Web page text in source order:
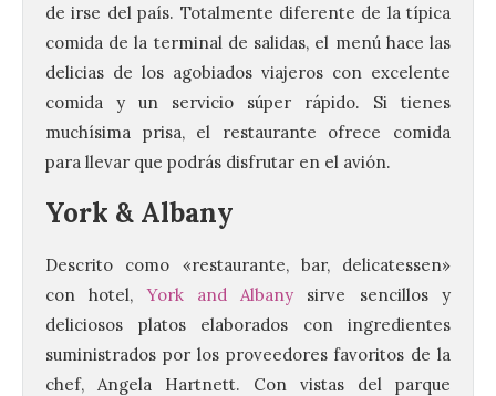
de irse del país. Totalmente diferente de la típica
comida de la terminal de salidas, el menú hace las
delicias de los agobiados viajeros con excelente
comida y un servicio súper rápido. Si tienes
muchísima prisa, el restaurante ofrece comida
para llevar que podrás disfrutar en el avión.
York & Albany
Descrito como «restaurante, bar, delicatessen»
con hotel,York and Albany sirve sencillos y
deliciosos platos elaborados con ingredientes
suministrados por los proveedores favoritos de la
chef, Angela Hartnett. Con vistas del parque